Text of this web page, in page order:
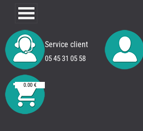
Service client
05 45 31 05 58
0.00 €